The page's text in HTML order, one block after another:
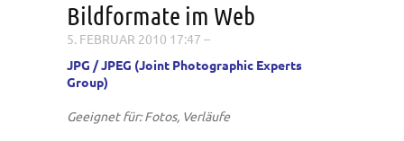
Bildformate im Web
5. FEBRUAR 2010 17:47 –
JPG / JPEG (Joint Photographic Experts
Group)
Geeignet für: Fotos, Verläufe